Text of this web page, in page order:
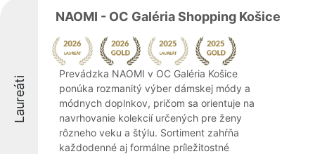
Laureáti
NAOMI - OC Galéria Shopping Košice
Prevádzka NAOMI v OC Galéria Košice
ponúka rozmanitý výber dámskej módy a
módnych doplnkov, pričom sa orientuje na
navrhovanie kolekcií určených pre ženy
rôzneho veku a štýlu. Sortiment zahŕňa
každodenné aj formálne príležitostné